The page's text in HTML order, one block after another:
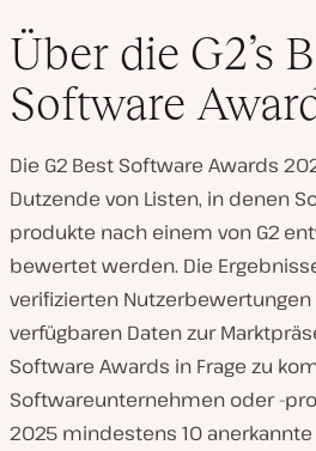
Über die G2’s
Software
Die G2 Best Software Awards
Dutzende von Listen, in denen
produkte nach einem von G2
bewertet werden. Die
verifizierten
verfügbaren Daten zur
Software Awards in Frage zu
Softwareunternehmen oder -
2025 mindestens 10